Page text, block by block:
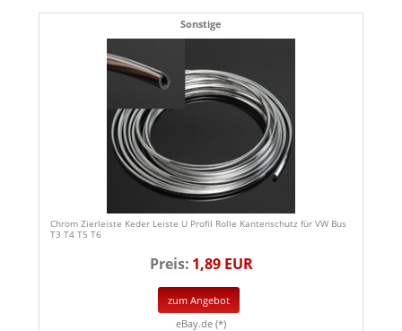
Sonstige
Chrom Zierleiste Keder Leiste U Profil Rolle Kantenschutz für VW Bus
T3 T4 T5 T6
Preis: 1,89 EUR
zum Angebot
eBay.de (*)